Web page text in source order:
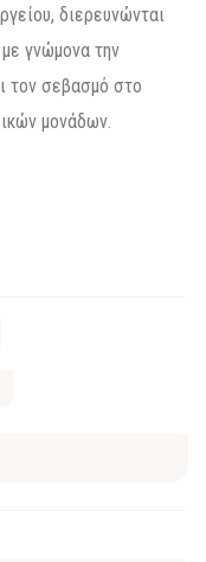
διερευνώνται
γνώμονα την
τον σεβασμό στο
μονάδων.